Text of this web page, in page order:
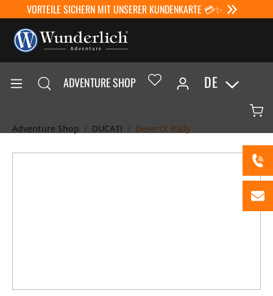
VORTEILE SICHERN MIT UNSERER KUNDENKARTE 💳✨
ADVENTURE SHOP DE
Adventure Shop DUCATI DesertX Rally